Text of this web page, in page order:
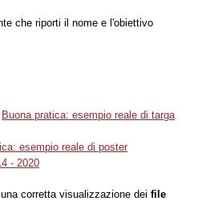
che riporti il nome e l'obiettivo
Buona pratica: esempio reale di targa
esempio reale di poster
- 2020
corretta visualizzazione dei file